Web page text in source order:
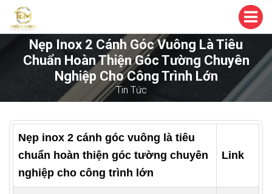
Nẹp Inox 2 Cánh Góc Vuông Là Tiêu
Chuẩn Hoàn Thiện Góc Tường Chuyên
Nghiệp Cho Công Trình Lớn
Tin Tức
Nẹp inox 2 cánh góc vuông là tiêu
chuẩn hoàn thiện góc tường chuyên
nghiệp cho công trình lớn
Link